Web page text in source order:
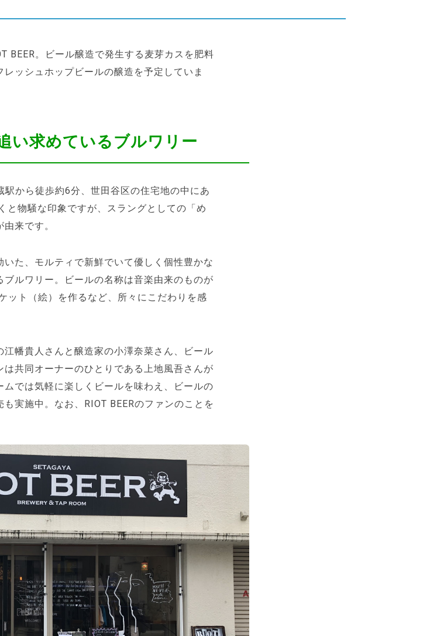
BEER。ビール醸造で発生する麦芽カスを肥料
ッシュホップビールの醸造を予定していま
い求めているブルワリー
駅から徒歩約6分、世田谷区の住宅地の中にあ
と物騒な印象ですが、スラングとしての「め
来です。
た、モルティで新鮮でいて優しく個性豊かな
ルワリー。ビールの名称は音楽由来のものが
ット（絵）を作るなど、所々にこだわりを感
幡貴人さんと醸造家の小澤奈菜さん、ビール
共同オーナーのひとりである上地風吾さんが
では気軽に楽しくビールを味わえ、ビールの
実施中。なお、RIOT BEERのファンのことを